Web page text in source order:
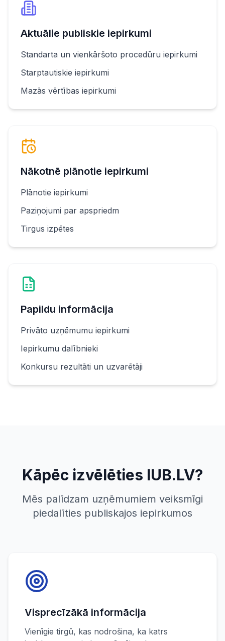
Aktuālie publiskie iepirkumi
Standarta un vienkāršoto procedūru iepirkumi
Starptautiskie iepirkumi
Mazās vērtības iepirkumi
Nākotnē plānotie iepirkumi
Plānotie iepirkumi
Paziņojumi par apspriedm
Tirgus izpētes
Papildu informācija
Privāto uzņēmumu iepirkumi
Iepirkumu dalībnieki
Konkursu rezultāti un uzvarētāji
Kāpēc izvēlēties IUB.LV?
Mēs palīdzam uzņēmumiem veiksmīgi
piedalīties publiskajos iepirkumos
Visprecīzākā informācija
Vienīgie tirgū, kas nodrošina, ka katrs